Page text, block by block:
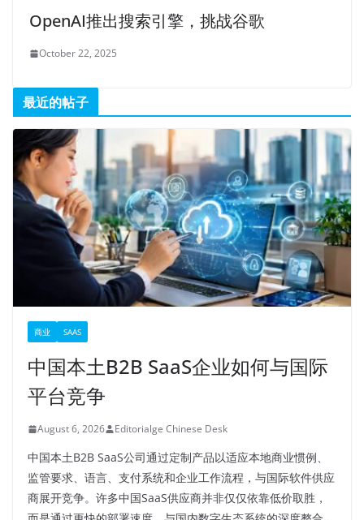
OpenAI推出搜索引擎，挑战谷歌
October 22, 2025
最近的帖子
商业 SAAS
中国本土B2B SaaS企业如何与国际
平台竞争
August 6, 2026 Editorialge Chinese Desk
中国本土B2B SaaS公司通过定制产品以适应本地商业惯例、
监管要求、语言、支付系统和企业工作流程，与国际软件供应
商展开竞争。许多中国SaaS供应商并非仅仅依靠低价取胜，